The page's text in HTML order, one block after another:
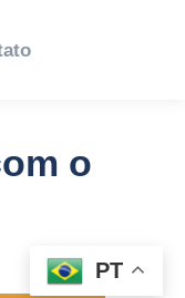
o
PT